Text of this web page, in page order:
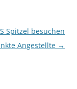
Spitzel besuchen
Angestellte →